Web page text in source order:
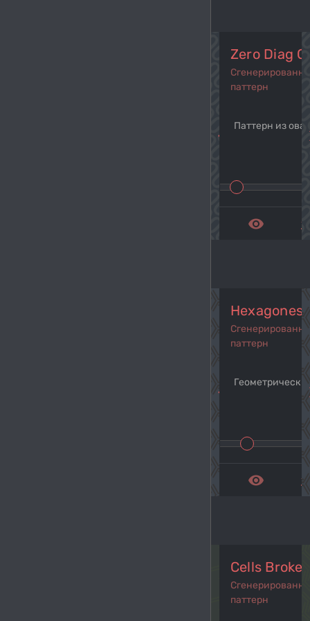
navigate_before
Zero Diag
паттерн
Паттерн из
remove_red_eye
navigate_before
Hexagones
паттерн
remove_red_eye
Cells
паттерн